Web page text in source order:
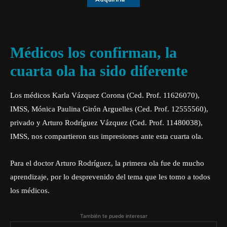
Médicos los confirman, la
cuarta ola ha sido diferente
Los médicos Karla Vázquez Corona (Ced. Prof. 11626070),
IMSS, Mónica Paulina Girón Arguelles (Ced. Prof. 12555560),
privado y Arturo Rodríguez Vázquez (Ced. Prof. 11480038),
IMSS, nos compartieron sus impresiones ante esta cuarta ola.
Para el doctor Arturo Rodríguez, la primera ola fue de mucho
aprendizaje, por lo desprevenido del tema que les tomo a todos
los médicos.
También te puede interesar